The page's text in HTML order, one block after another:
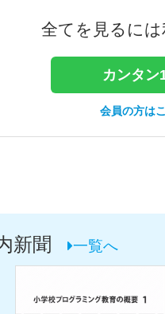
全てを見るに
カンタン
会員の方は
新聞 一覧へ